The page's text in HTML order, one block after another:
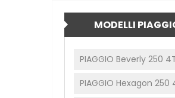
MODELLI
PIAGGIO Beverly 250
PIAGGIO Hexagon 250